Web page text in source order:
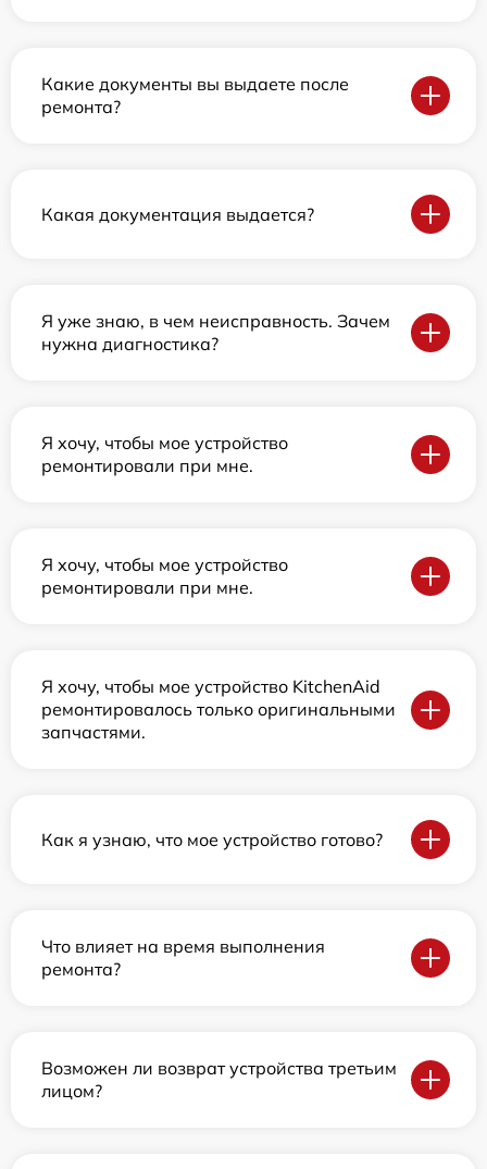
Какие документы вы выдаете после
ремонта?
Какая документация выдается?
Я уже знаю, в чем неисправность. Зачем
нужна диагностика?
Я хочу, чтобы мое устройство
ремонтировали при мне.
Я хочу, чтобы мое устройство
ремонтировали при мне.
Я хочу, чтобы мое устройство KitchenAid
ремонтировалось только оригинальными
запчастями.
Как я узнаю, что мое устройство готово?
Что влияет на время выполнения
ремонта?
Возможен ли возврат устройства третьим
лицом?